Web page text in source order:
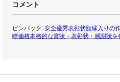
コメント
ピンバック: 安全優秀表彰状額縁入りの
瞭価格本格的な賞状・表彰状・感謝状を